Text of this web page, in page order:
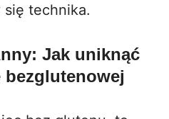
się technika.
Jak uniknąć
bezglutenowej